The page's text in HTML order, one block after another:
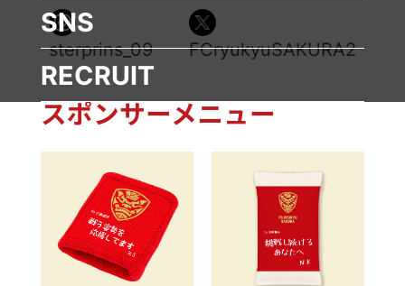
SNS
RECRUIT
sterprins_09 FCryukyuSAKURA2
スポンサーメニュー